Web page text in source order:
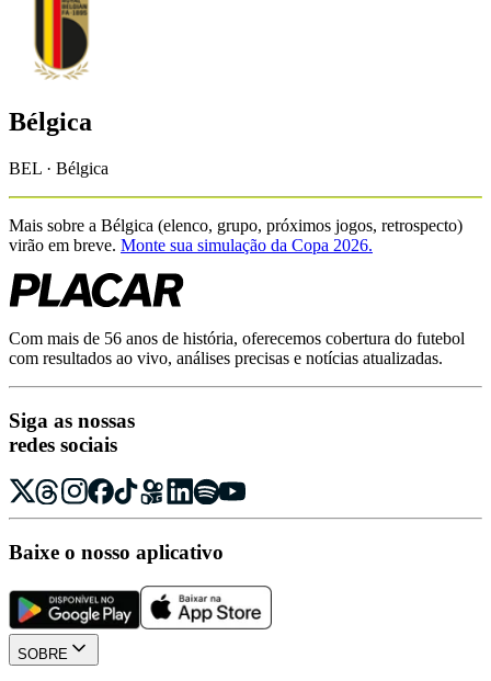
Bélgica
BEL · Bélgica
Mais sobre a Bélgica (elenco, grupo, próximos jogos, retrospecto)
virão em breve. Monte sua simulação da Copa 2026.
Com mais de 56 anos de história, oferecemos cobertura do futebol
com resultados ao vivo, análises precisas e notícias atualizadas.
Siga as nossas
redes sociais
Baixe o nosso aplicativo
SOBRE